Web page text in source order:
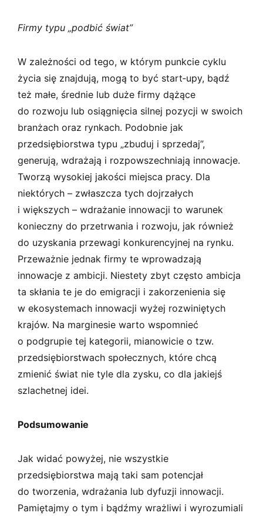
Firmy typu „podbić świat”
W zależności od tego, w którym punkcie cyklu
życia się znajdują, mogą to być start­‑upy, bądź
też małe, średnie lub duże firmy dążące
do rozwoju lub osiągnięcia silnej pozycji w swoich
branżach oraz rynkach. Podobnie jak
przedsiębiorstwa typu „zbuduj i sprzedaj”,
generują, wdrażają i rozpowszechniają innowacje.
Tworzą wysokiej jakości miejsca pracy. Dla
niektórych – zwłaszcza tych dojrzałych
i większych – wdrażanie innowacji to warunek
konieczny do przetrwania i rozwoju, jak również
do uzyskania przewagi konkurencyjnej na rynku.
Przeważnie jednak firmy te wprowadzają
innowacje z ambicji. Niestety zbyt często ambicja
ta skłania te je do emigracji i zakorzenienia się
w ekosystemach innowacji wyżej rozwiniętych
krajów. Na marginesie warto wspomnieć
o podgrupie tej kategorii, mianowicie o tzw.
przedsiębiorstwach społecznych, które chcą
zmienić świat nie tyle dla zysku, co dla jakiejś
szlachetnej idei.
Podsumowanie
Jak widać powyżej, nie wszystkie
przedsiębiorstwa mają taki sam potencjał
do tworzenia, wdrażania lub dyfuzji innowacji.
Pamiętajmy o tym i bądźmy wrażliwi i wyrozumiali